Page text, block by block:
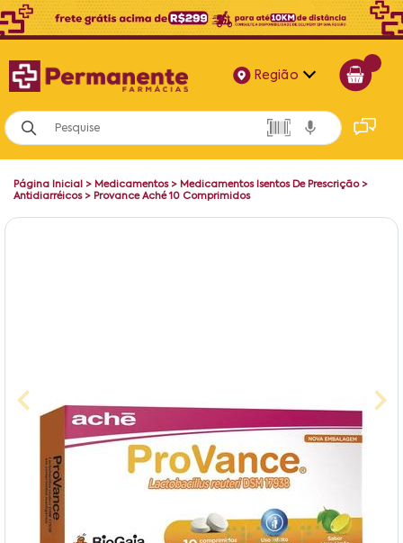
Região
Alagoas
Bahia
Página Inicial > Medicamentos> Medicamentos Isentos De Prescrição>
Antidiarréicos> Provance Aché 10 Comprimidos